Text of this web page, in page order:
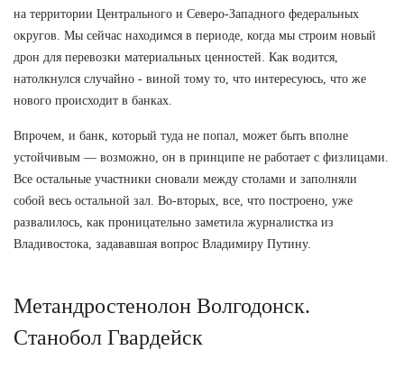
на территории Центрального и Северо-Западного федеральных
округов. Мы сейчас находимся в периоде, когда мы строим новый
дрон для перевозки материальных ценностей. Как водится,
натолкнулся случайно - виной тому то, что интересуюсь, что же
нового происходит в банках.
Впрочем, и банк, который туда не попал, может быть вполне
устойчивым — возможно, он в принципе не работает с физлицами.
Все остальные участники сновали между столами и заполняли
собой весь остальной зал. Во-вторых, все, что построено, уже
развалилось, как проницательно заметила журналистка из
Владивостока, задававшая вопрос Владимиру Путину.
Метандростенолон Волгодонск.
Станобол Гвардейск